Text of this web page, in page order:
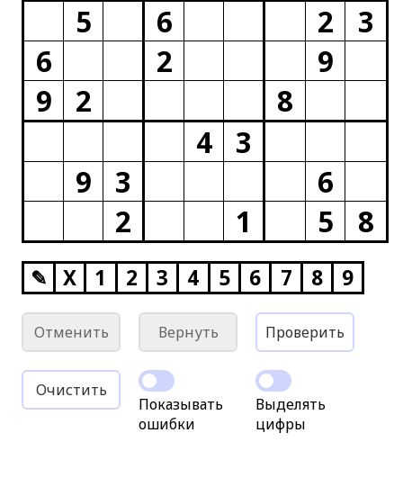
5
6 2
3
6
2
9
9
2
8
4
3
9
3
6
2
1 5 8
✎ X 1 2 3 4 5 6 7 8 9
Отменить Вернуть Проверить
Очистить
Показывать
ошибки
Выделять
цифры